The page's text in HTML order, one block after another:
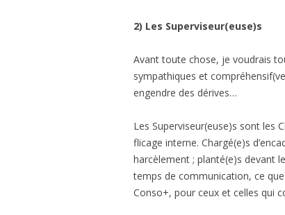
2) Les Superviseur(euse)s
Avant toute chose, je voudrais
sympathiques et
engendre des dérives…
Les Superviseur(euse)s sont les
flicage interne. Chargé(e)s
harcèlement ; planté(e)s devant
temps de communication, ce
Conso+, pour ceux et celles qui